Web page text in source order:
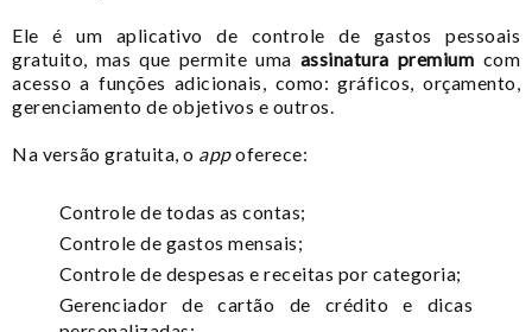
Ele é um aplicativo de controle de gastos pessoais
gratuito, mas que permite uma assinatura premium com
acesso a funções adicionais, como: gráficos, orçamento,
gerenciamento de objetivos e outros.
Na versão gratuita, o appoferece:
Controle de todas as contas;
Controle de gastos mensais;
Controle de despesas e receitas por categoria;
Gerenciador de cartão de crédito e dicas